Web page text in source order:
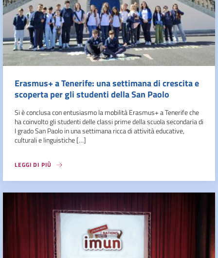
Erasmus+ a Tenerife: una settimana di crescita e
scoperta per gli studenti della San Paolo
Si è conclusa con entusiasmo la mobilità Erasmus+ a Tenerife che
ha coinvolto gli studenti delle classi prime della scuola secondaria di
I grado San Paolo in una settimana ricca di attività educative,
culturali e linguistiche […]
LEGGI DI PIÙ